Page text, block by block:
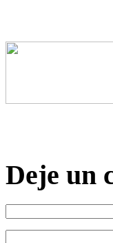
Deje un